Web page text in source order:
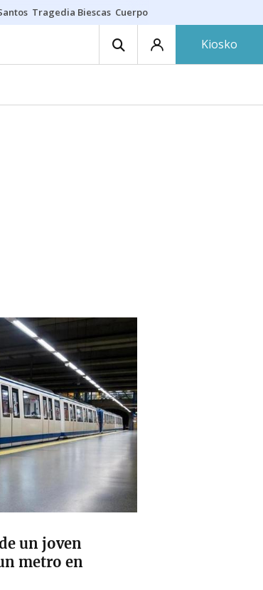
Tragedia Biescas Cuerpo ría
Kiosko
un joven
metro en